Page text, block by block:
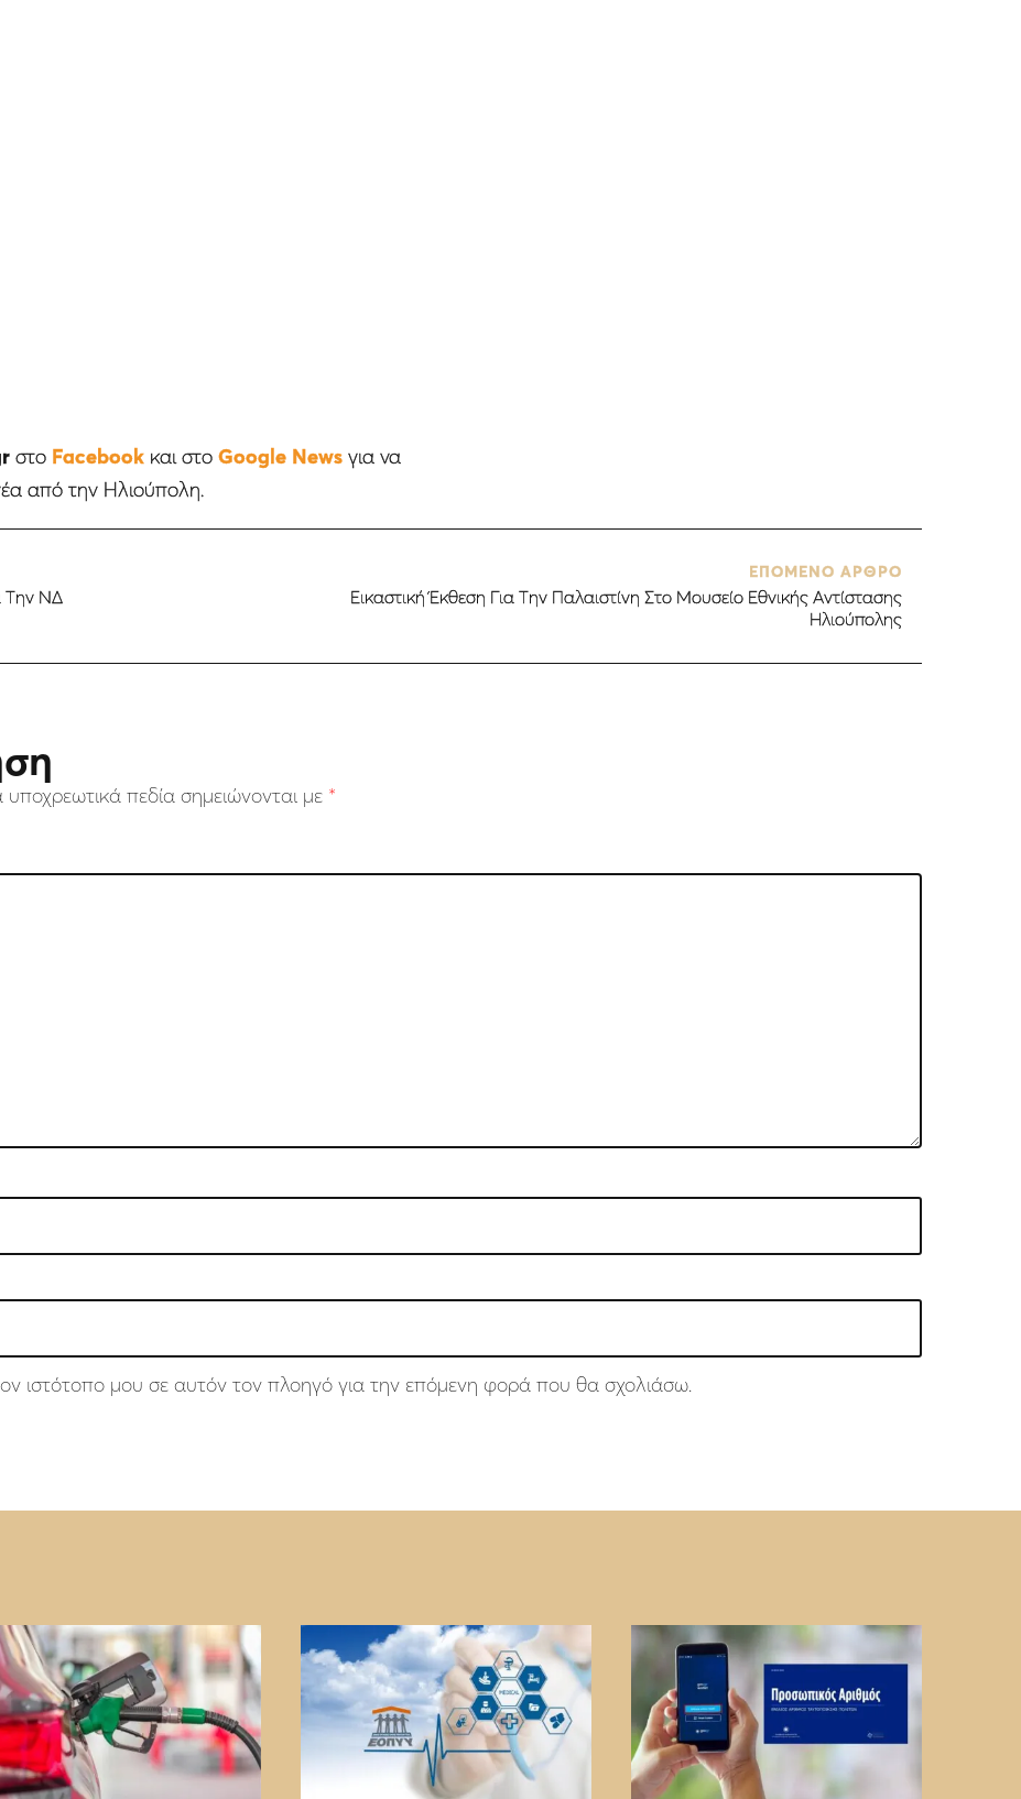
στο Facebookκαι στο Google Newsγια να
από την Ηλιούπολη.
Την ΝΔ
ΕΠΟΜΕΝΟ ΑΡΘΡΟ
Εικαστική Έκθεση Για Την Παλαιστίνη Στο Μουσείο Εθνικής Αντίστασης
Ηλιούπολης
υποχρεωτικά πεδία σημειώνονται με *
ιστότοπο μου σε αυτόν τον πλοηγό για την επόμενη φορά που θα σχολιάσω.